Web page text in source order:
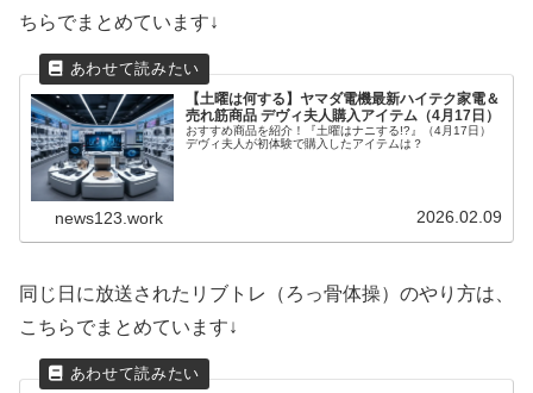
ちらでまとめています↓
【土曜は何する】ヤマダ電機最新ハイテク家電＆
売れ筋商品 デヴィ夫人購入アイテム（4月17日）
おすすめ商品を紹介！『土曜はナニする!?』（4月17日）
デヴィ夫人が初体験で購入したアイテムは？
news123.work 2026.02.09
同じ日に放送されたリブトレ（ろっ骨体操）のやり方は、
こちらでまとめています↓